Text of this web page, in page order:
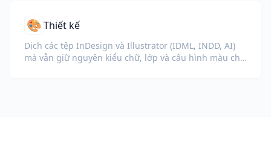
🎨Thiết kế
Dịch các tệp InDesign và Illustrator (IDML, INDD, AI)
mà vẫn giữ nguyên kiểu chữ, lớp và cấu hình màu cho